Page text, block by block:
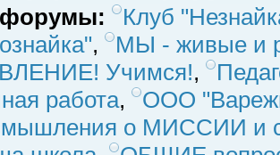
Клуб
,
МЫ - живые и
Учимся!,
работа,
ООО
о МИССИИ и